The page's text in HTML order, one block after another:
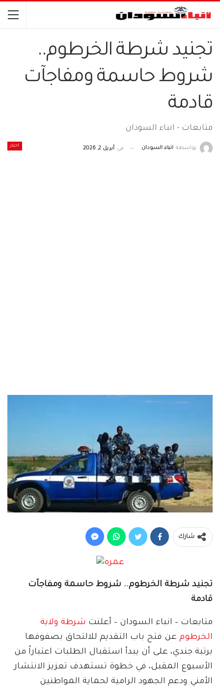
تجنيد شرطة الخرطوم..
شروط حاسمة ومفاجآت
قادمة
متابعات - انباء السودان
اخبار بواسطة انباء السودان في أبريل 2, 2026
شارك
تجنيد شرطة الخرطوم.. شروط حاسمة ومفاجآت
قادمة
متابعات – انباء السودان – أعلنت شرطة ولاية
الخرطوم عن فتح باب التقديم للالتحاق بصفوفها
برتبة جندي، على أن يبدأ استقبال الطلبات اعتباراً من
الأسبوع المقبل، في خطوة تستهدف تعزيز الانتشار
الأمني ودعم الجهود الرامية لحماية المواطنين